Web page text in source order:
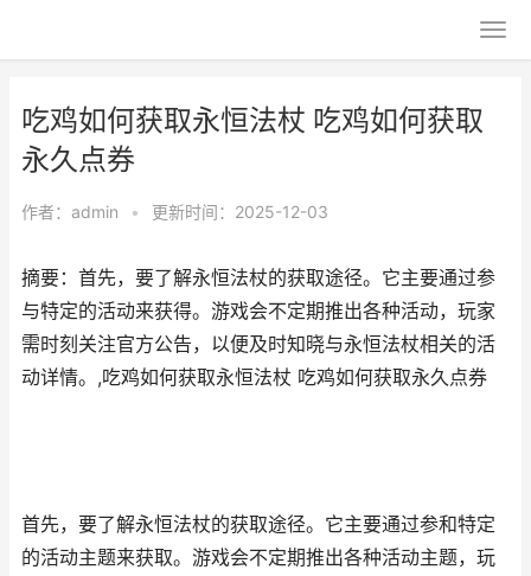
吃鸡如何获取永恒法杖 吃鸡如何获取
永久点券
作者： admin • 更新时间：2025-12-03
摘要：首先，要了解永恒法杖的获取途径。它主要通过参
与特定的活动来获得。游戏会不定期推出各种活动，玩家
需时刻关注官方公告，以便及时知晓与永恒法杖相关的活
动详情。,吃鸡如何获取永恒法杖 吃鸡如何获取永久点券
首先，要了解永恒法杖的获取途径。它主要通过参和特定
的活动主题来获取。游戏会不定期推出各种活动主题，玩